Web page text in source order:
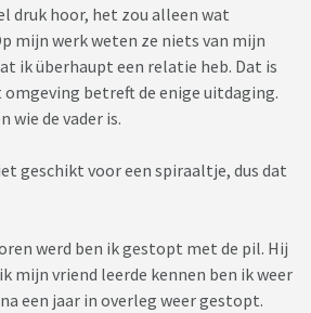
druk hoor, het zou alleen wat
mijn werk weten ze niets van mijn
ik überhaupt een relatie heb. Dat is
betreft de enige uitdaging.
wie de vader is.
geschikt voor een spiraaltje, dus dat
werd ben ik gestopt met de pil. Hij
mijn vriend leerde kennen ben ik weer
een jaar in overleg weer gestopt.